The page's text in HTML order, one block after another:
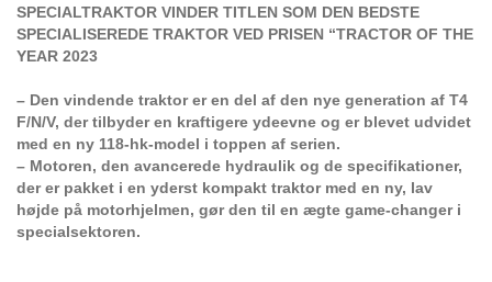
SPECIALTRAKTOR VINDER TITLEN SOM DEN BEDSTE
SPECIALISEREDE TRAKTOR VED PRISEN “TRACTOR OF THE
YEAR 2023
– Den vindende traktor er en del af den nye generation af T4
F/N/V, der tilbyder en kraftigere ydeevne og er blevet udvidet
med en ny 118-hk-model i toppen af serien.
– Motoren, den avancerede hydraulik og de specifikationer,
der er pakket i en yderst kompakt traktor med en ny, lav
højde på motorhjelmen, gør den til en ægte game-changer i
specialsektoren.